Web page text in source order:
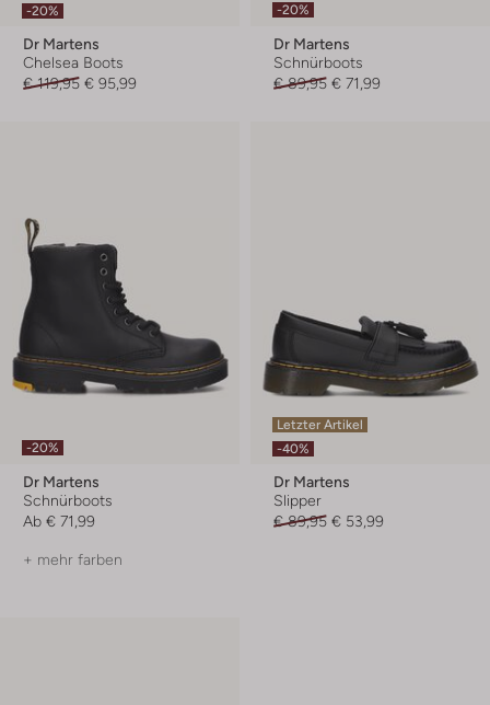
-20%
Dr Martens
Chelsea Boots
€ 119,95 € 95,99
-20%
Dr Martens
Schnürboots
€ 89,95 € 71,99
-20%
Dr Martens
Schnürboots
Ab € 71,99
+ mehr farben
Letzter Artikel
-40%
Dr Martens
Slipper
€ 89,95 € 53,99